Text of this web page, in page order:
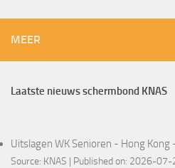
MEER
Laatste nieuws schermbond KNAS
Uitslagen WK Senioren - Hong
Source: KNAS Published on: 2026-07-